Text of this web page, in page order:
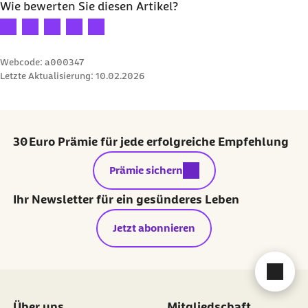
Wie bewerten Sie diesen Artikel?
Webcode: a000347
Letzte Aktualisierung: 10.02.2026
30 Euro Prämie für jede erfolgreiche Empfehlung
externer Link:
Prämie sichern
Ihr Newsletter für ein gesünderes Leben
Jetzt abonnieren